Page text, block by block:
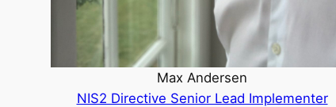
Max Andersen
NIS2 Directive Senior Lead Implementer